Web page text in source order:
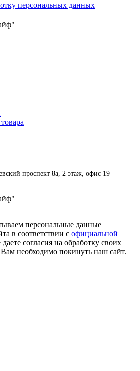
персональных данных
проспект 8а, 2 этаж, офис 19
персональные данные
в соответствии с официальной
согласия на обработку своих
необходимо покинуть наш сайт.